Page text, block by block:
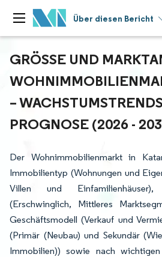
Über diesen Bericht
GRÖSSE UND
WACHSTUMSTRENDS
ROGNOSE (2026 -
Der Wohnimmobilienmarkt in
Immobilientyp (Wohnungen und
Villen und
(Erschwinglich, Mittleres
Geschäftsmodell (Verkauf und
(Primär (Neubau) und Sekundär
Immobilien)) sowie nach